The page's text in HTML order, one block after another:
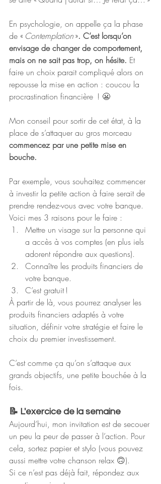
En psychologie, on appelle ça la phase
de « Contemplation ». C’est lorsqu’on
envisage de changer de comportement,
mais on ne sait pas trop, on hésite. Et
faire un choix parait compliqué alors on
repousse la mise en action : coucou la
procrastination financière  ! 😬
Mon conseil pour sortir de cet état, à la
place de s’attaquer au gros morceau
commencez par une petite mise en
bouche.
Par exemple, vous souhaitez commencer
à investir la petite action à faire serait de
prendre rendez-vous avec votre banque.
Voici mes 3 raisons pour le faire :
Mettre un visage sur la personne qui
a accès à vos comptes (en plus iels
adorent répondre aux questions).
Connaître les produits financiers de
votre banque.
C’est gratuit !
À partir de là, vous pourrez analyser les
produits financiers adaptés à votre
situation, définir votre stratégie et faire le
choix du premier investissement.
C’est comme ça qu’on s’attaque aux
grands objectifs, une petite bouchée à la
fois.
📝 L'exercice de la semaine
Aujourd’hui, mon invitation est de secouer
un peu la peur de passer à l’action. Pour
cela, sortez papier et stylo (vous pouvez
aussi mettre votre chanson relax 🙃).
Si ce n’est pas déjà fait, répondez aux